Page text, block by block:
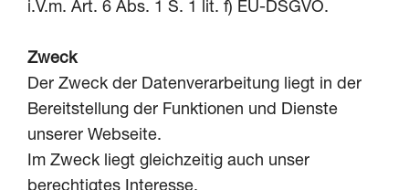
i.V.m. Art. 6 Abs. 1 S. 1 lit. f) EU-DSGVO.
Zweck
Der Zweck der Datenverarbeitung liegt in der
Bereitstellung der Funktionen und Dienste
unserer Webseite.
Im Zweck liegt gleichzeitig auch unser